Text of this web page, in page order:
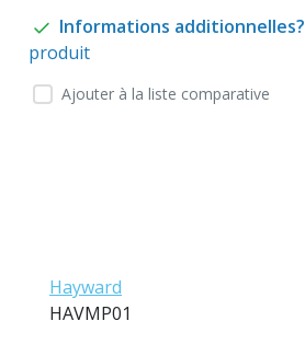
Informations additionnelles?
produit
Ajouter à la liste comparative
Hayward
HAVMP01